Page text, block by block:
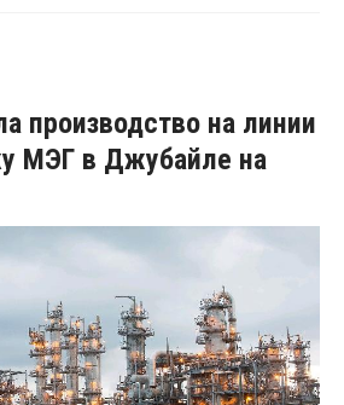
производство на линии
МЭГ в Джубайле на